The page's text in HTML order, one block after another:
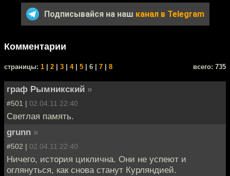
Подписывайся на наш канал в Telegram
Комментарии
cтраницы: 1 2 3 4| 5 | 6 | 7 8 всего: 735
граф Рымникский »
#501 | 02.04.11 22:40
Светлая память.
grunn »
#502 | 02.04.11 22:40
Ничего, история циклична. Они не успеют и
оглянуться, как снова станут Курляндией.